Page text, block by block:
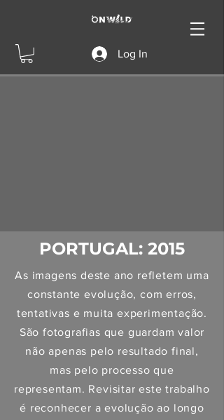
Log In
PORTUGAL: 2015
As imagens deste ano refletem uma
constante evolução, com erros,
tentativas e muita experimentação.
São fotografias que guardam valor
não apenas pelo resultado final,
mas pelo processo que
representam. Revisitar este trabalho
é reconhecer a evolução ao longo